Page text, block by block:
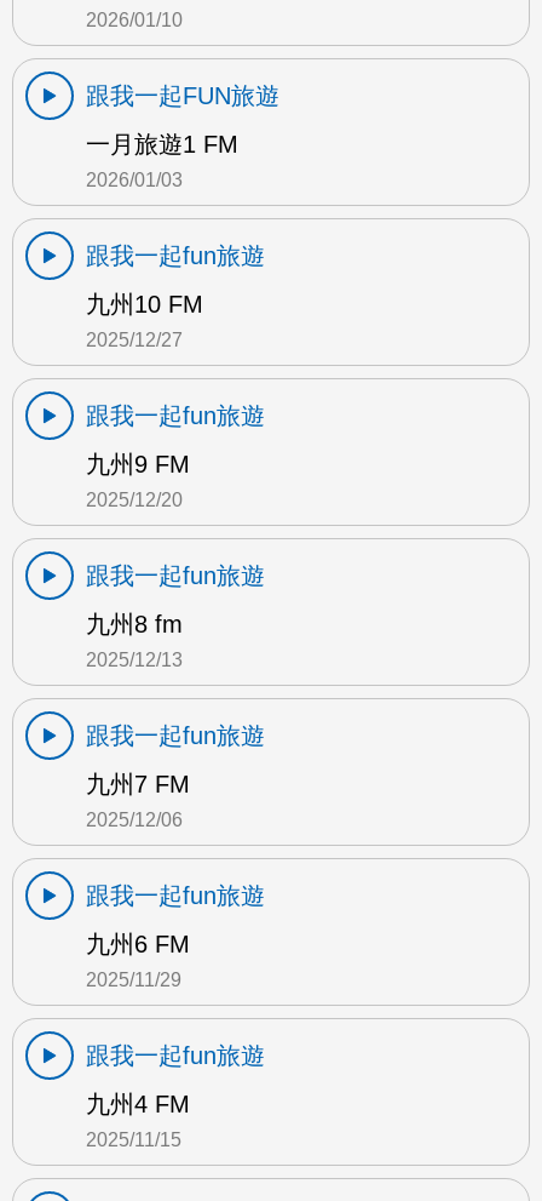
2026/01/10
跟我一起FUN旅遊
一月旅遊1 FM
2026/01/03
跟我一起fun旅遊
九州10 FM
2025/12/27
跟我一起fun旅遊
九州9 FM
2025/12/20
跟我一起fun旅遊
九州8 fm
2025/12/13
跟我一起fun旅遊
九州7 FM
2025/12/06
跟我一起fun旅遊
九州6 FM
2025/11/29
跟我一起fun旅遊
九州4 FM
2025/11/15